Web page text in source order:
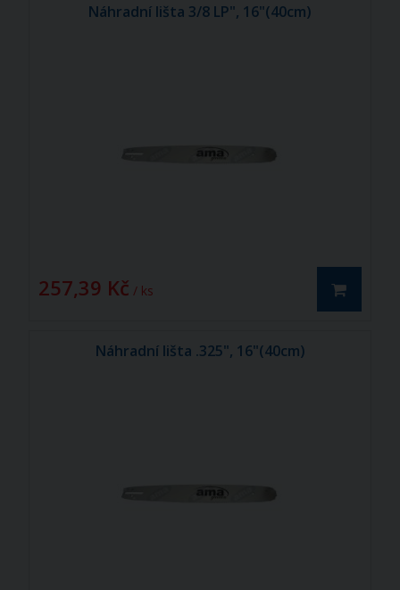
Náhradní lišta 3/8 LP", 16"(40cm)
257,39 Kč / ks
Náhradní lišta .325", 16"(40cm)